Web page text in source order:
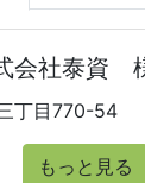
会社泰資
丁目770-54
もっと見る